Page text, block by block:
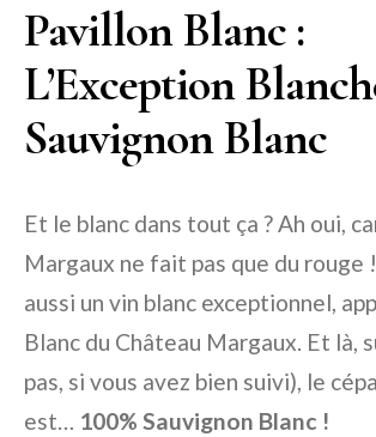
Pavillon Blanc :
L’Exception
Sauvignon Blanc
Et le blanc dans tout ça ? Ah oui,
Margaux ne fait pas que du rouge
aussi un vin blanc exceptionnel,
Blanc du Château Margaux. Et là,
pas, si vous avez bien suivi), le
est… 100% Sauvignon Blanc !